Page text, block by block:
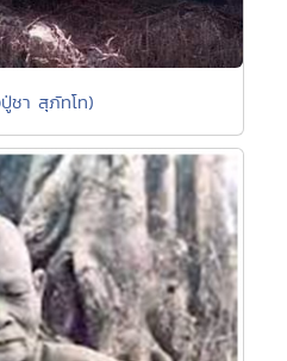
ชา สุภัทโท)